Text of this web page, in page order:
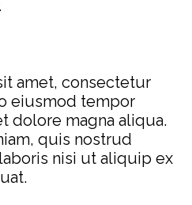
amet, consectetur
eiusmod tempor
dolore magna aliqua.
quis nostrud
nisi ut aliquip ex